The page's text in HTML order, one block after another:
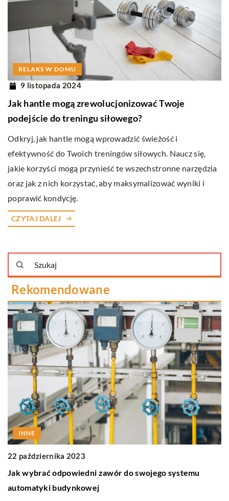
RELAKS W DOMU
9 listopada 2024
Jak hantle mogą zrewolucjonizować Twoje
podejście do treningu siłowego?
Odkryj, jak hantle mogą wprowadzić świeżość i
efektywność do Twoich treningów siłowych. Naucz się,
jakie korzyści mogą przynieść te wszechstronne narzędzia
oraz jak z nich korzystać, aby maksymalizować wyniki i
poprawić kondycję.
CZYTAJ DALEJ
Rekomendowane
INNE
22 października 2023
Jak wybrać odpowiedni zawór do swojego systemu
automatyki budynkowej